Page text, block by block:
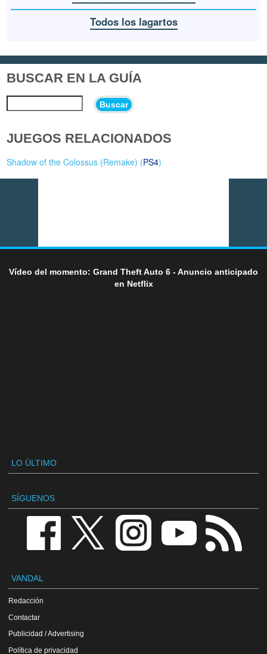
Todos los lagartos
BUSCAR EN LA GUÍA
Buscar
JUEGOS RELACIONADOS
Shadow of the Colossus (Remake) (PS4)
Vídeo del momento: Grand Theft Auto 6 - Anuncio anticipado
en Netflix
LO ÚLTIMO
SÍGUENOS
VANDAL
Redacción
Contactar
Publicidad / Advertising
Política de privacidad